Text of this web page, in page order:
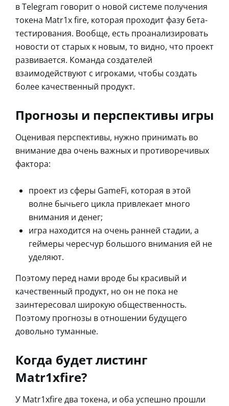
в Telegram говорит о новой системе получения
токена Matr1x fire, которая проходит фазу бета-
тестирования. Вообще, есть проанализировать
новости от старых к новым, то видно, что проект
развивается. Команда создателей
взаимодействуют с игроками, чтобы создать
более качественный продукт.
Прогнозы и перспективы игры
Оценивая перспективы, нужно принимать во
внимание два очень важных и противоречивых
фактора:
проект из сферы GameFi, которая в этой
волне бычьего цикла привлекает много
внимания и денег;
игра находится на очень ранней стадии, а
геймеры чересчур большого внимания ей не
уделяют.
Поэтому перед нами вроде бы красивый и
качественный продукт, но он не пока не
заинтересовал широкую общественность.
Поэтому прогнозы в отношении будущего
довольно туманные.
Когда будет листинг
Matr1xfire?
У Matr1xfire два токена, и оба успешно прошли